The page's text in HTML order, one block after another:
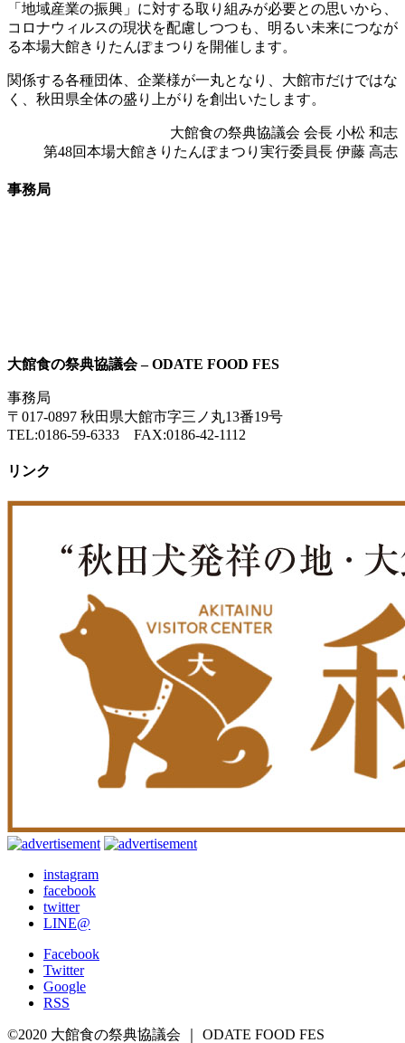
「地域産業の振興」に対する取り組みが必要との思いから、
コロナウィルスの現状を配慮しつつも、明るい未来につなが
る本場大館きりたんぽまつりを開催します。
関係する各種団体、企業様が一丸となり、大館市だけではな
く、秋田県全体の盛り上がりを創出いたします。
大館食の祭典協議会 会⾧ 小松 和志
第48回本場大館きりたんぽまつり実行委員⾧ 伊藤 高志
事務局
大館食の祭典協議会 – ODATE FOOD FES
事務局
〒017-0897 秋田県大館市字三ノ丸13番19号
TEL:0186-59-6333 FAX:0186-42-1112
リンク
instagram
facebook
twitter
LINE@
Facebook
Twitter
Google
RSS
©2020 大館食の祭典協議会 ｜ ODATE FOOD FES